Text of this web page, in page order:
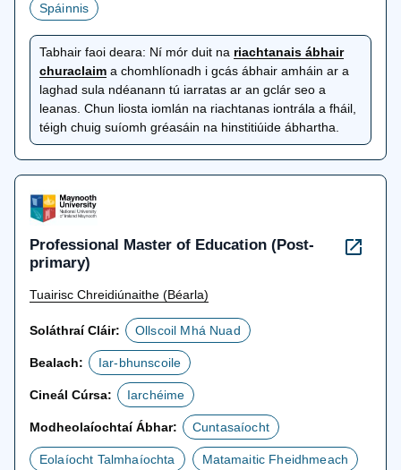
Spáinnis
Tabhair faoi deara: Ní mór duit na riachtanais ábhair
churaclaimosclaítear
gcluaisín
nua
a chomhlíonadh i gcás ábhair amháin ar a
laghad sula ndéanann tú iarratas ar an gclár seo a
leanas. Chun liosta iomlán na riachtanas iontrála a fháil,
téigh chuig suíomh gréasáin na hinstitiúide ábhartha.
Professional Master of Education (Post-
primary)
Tuairisc Chreidiúnaithe (Béarla)
Soláthraí Cláir: Ollscoil Mhá Nuad
Bealach: Iar-bhunscoile
Cineál Cúrsa: Iarchéime
Modheolaíochtaí Ábhar: Cuntasaíocht
Eolaíocht Talmhaíochta Matamaitic Fheidhmeach